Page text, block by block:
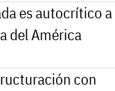
es autocrítico a
del América
con